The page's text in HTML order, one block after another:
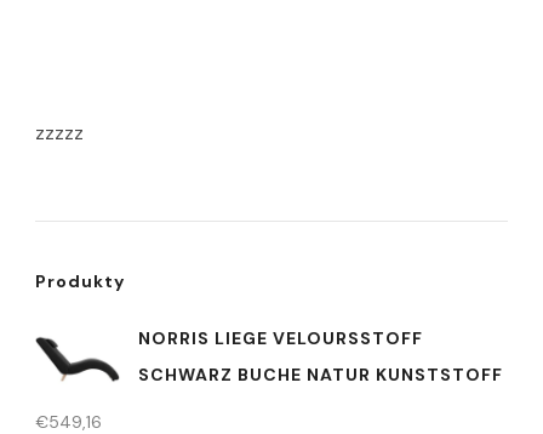
zzzzz
Produkty
NORRIS LIEGE VELOURSSTOFF
SCHWARZ BUCHE NATUR KUNSTSTOFF
€549,16